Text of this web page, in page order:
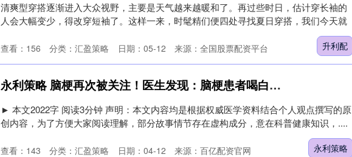
清爽型穿搭逐渐进入大众视野，主要是天气越来越暖和了。再过些时日，估计穿长袖的
人会大幅变少，得改穿短袖了。这样一来，时髦精们便四处寻找夏日穿搭，我们今天就
升利配
日期：05-12 来源：全国股票配资平台
查看： 156 分类： 汇盈策略
永利策略 脑梗再次被关注！医生发现：脑梗患者喝白酒，不用多久或有8变化
► 本文2022字 阅读3分钟 声明：本文内容均是根据权威医学资料结合个人观点撰写的原
创内容，为了方便大家阅读理解，部分故事情节存在虚构成分，意在科普健康知识，....
永利策略
日期：04-12 来源：百亿配资官网
查看： 143 分类： 汇盈策略